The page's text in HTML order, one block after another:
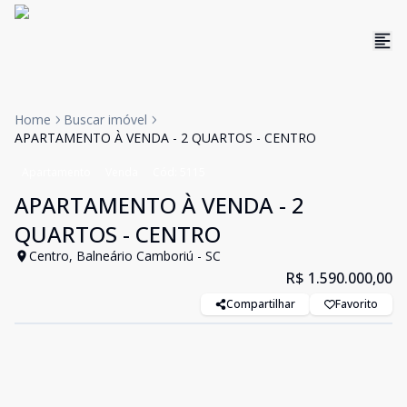
Home
Buscar imóvel
APARTAMENTO À VENDA - 2 QUARTOS - CENTRO
APARTAMENTO À VENDA - 2
QUARTOS - CENTRO
Centro, Balneário Camboriú - SC
R$ 1.590.000,00
Compartilhar Favorito